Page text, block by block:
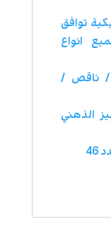
توافق
انواع
/ ناقص /
الذهني